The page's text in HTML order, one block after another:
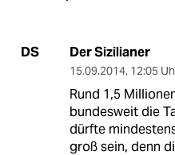
DS Der Sizilianer
15.09.2014, 12:05
Rund 1,5
bundesweit die
dürfte
groß sein, denn